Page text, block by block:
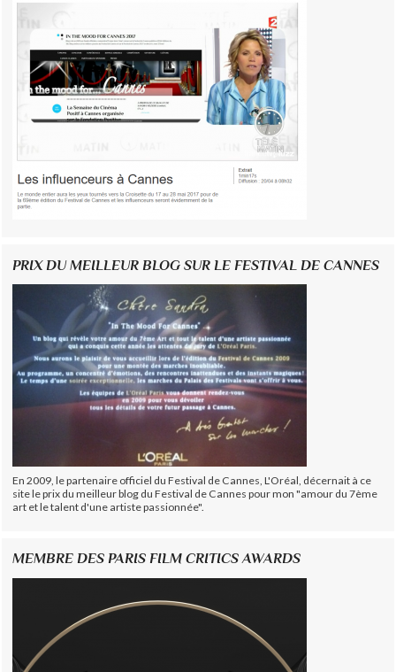
PRIX DU MEILLEUR BLOG SUR LE FESTIVAL DE CANNES
En 2009, le partenaire officiel du Festival de Cannes, L'Oréal, décernait à ce
site le prix du meilleur blog du Festival de Cannes pour mon "amour du 7ème
art et le talent d'une artiste passionnée".
MEMBRE DES PARIS FILM CRITICS AWARDS